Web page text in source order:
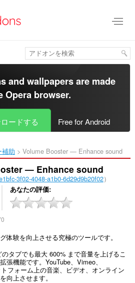
and wallpapers are made
Opera browser.
ードする Free for Android
助 Volume Booster — Enhance sound‎
— Enhance sound
3f02-4048-a1b0-6d29d9b20f02）
あなたの評価
体験を向上させる究極のツールです。
タブでも最大 600% まで音量を上げるこ
張機能です。YouTube、Vimeo、
フォーム上の音楽、ビデオ、オンライン
向上させます。